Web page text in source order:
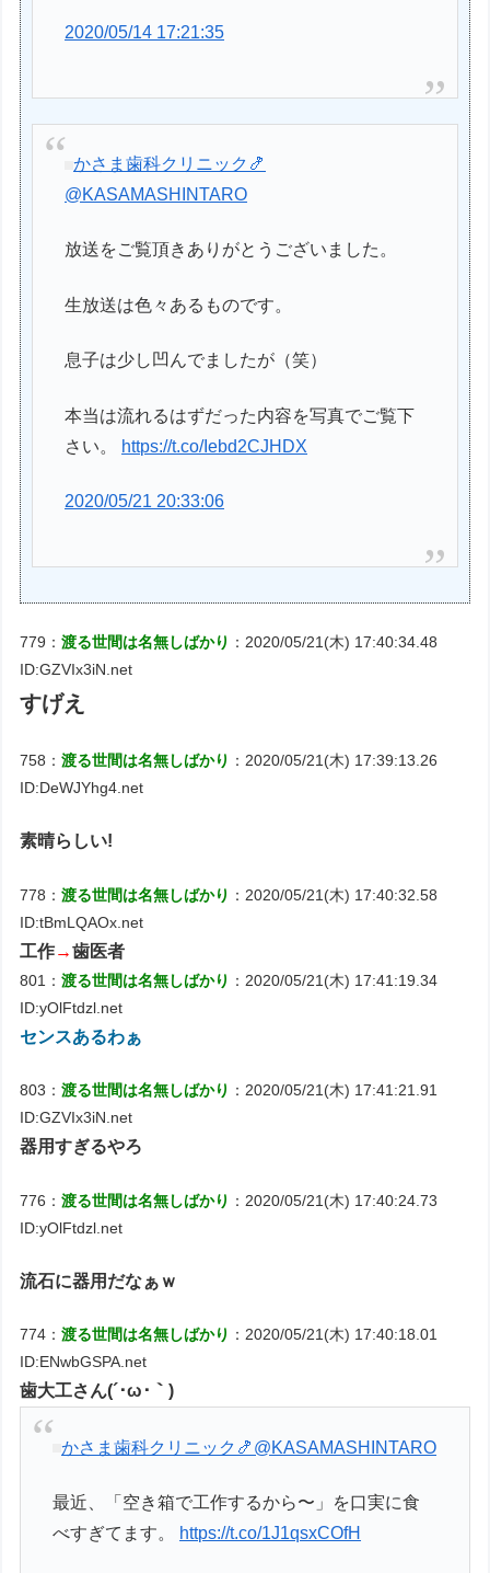
2020/05/14 17:21:35
かさま歯科クリニック🍤
@KASAMASHINTARO
放送をご覧頂きありがとうございました。
生放送は色々あるものです。
息子は少し凹んでましたが（笑）
本当は流れるはずだった内容を写真でご覧下
さい。
https://t.co/Iebd2CJHDX
2020/05/21 20:33:06
779：渡る世間は名無しばかり ：2020/05/21(木) 17:40:34.48
ID:GZVIx3iN.net
すげえ
758：渡る世間は名無しばかり ：2020/05/21(木) 17:39:13.26
ID:DeWJYhg4.net
素晴らしい!
778：渡る世間は名無しばかり ：2020/05/21(木) 17:40:32.58
ID:tBmLQAOx.net
工作→歯医者
801：渡る世間は名無しばかり ：2020/05/21(木) 17:41:19.34
ID:yOlFtdzl.net
センスあるわぁ
803：渡る世間は名無しばかり ：2020/05/21(木) 17:41:21.91
ID:GZVIx3iN.net
器用すぎるやろ
776：渡る世間は名無しばかり ：2020/05/21(木) 17:40:24.73
ID:yOlFtdzl.net
流石に器用だなぁｗ
774：渡る世間は名無しばかり ：2020/05/21(木) 17:40:18.01
ID:ENwbGSPA.net
歯大工さん(´･ω･｀)
かさま歯科クリニック🍤 @KASAMASHINTARO
最近、「空き箱で工作するから〜」を口実に食
べすぎてます。
https://t.co/1J1qsxCOfH